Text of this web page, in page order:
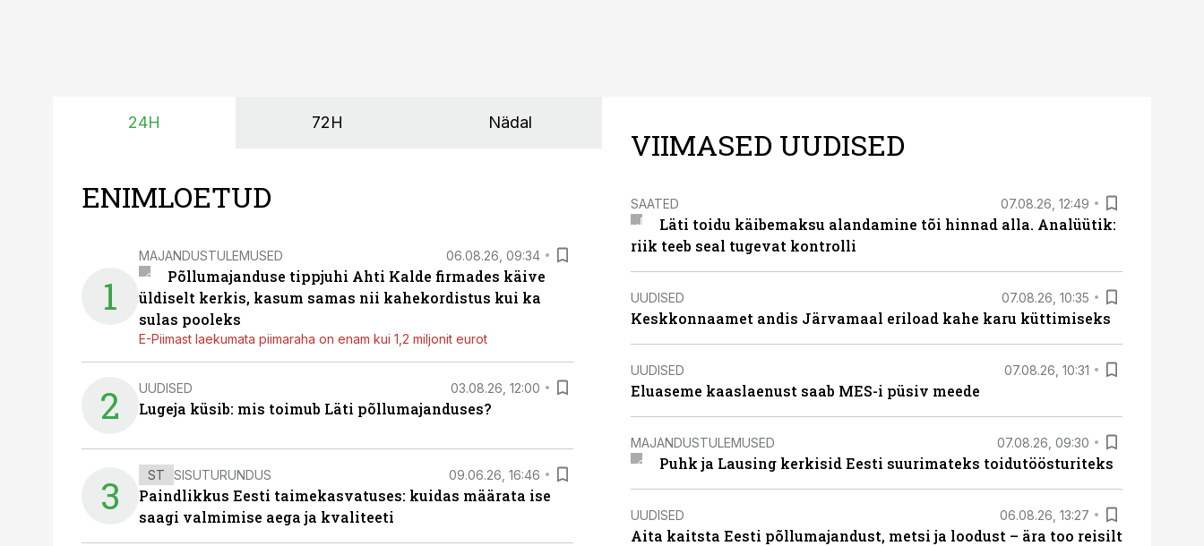
24H 72H Nädal
ENIMLOETUD
1
MAJANDUSTULEMUSED 06.08.26, 09:34
Põllumajanduse tippjuhi Ahti Kalde firmades käive
üldiselt kerkis, kasum samas nii kahekordistus kui ka
sulas pooleks
E-Piimast laekumata piimaraha on enam kui 1,2 miljonit eurot
2 UUDISED 03.08.26, 12:00
Lugeja küsib: mis toimub Läti põllumajanduses?
3 ST SISUTURUNDUS 09.06.26, 16:46
Paindlikkus Eesti taimekasvatuses: kuidas määrata ise
saagi valmimise aega ja kvaliteeti
VIIMASED UUDISED
SAATED 07.08.26, 12:49
Läti toidu käibemaksu alandamine tõi hinnad alla. Analüütik:
riik teeb seal tugevat kontrolli
UUDISED 07.08.26, 10:35
Keskkonnaamet andis Järvamaal eriload kahe karu küttimiseks
UUDISED 07.08.26, 10:31
Eluaseme kaaslaenust saab MES-i püsiv meede
MAJANDUSTULEMUSED 07.08.26, 09:30
Puhk ja Lausing kerkisid Eesti suurimateks toidutöösturiteks
UUDISED 06.08.26, 13:27
Aita kaitsta Eesti põllumajandust, metsi ja loodust – ära too reisilt